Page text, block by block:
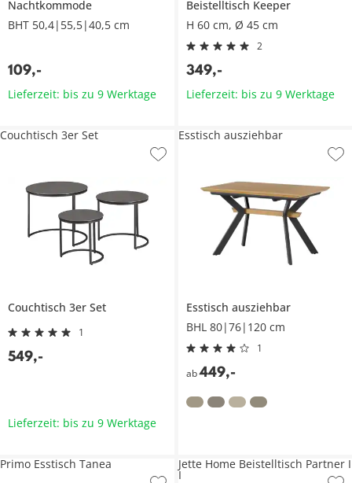
Nachtkommode
BHT 50,4|55,5|40,5 cm
109,-
Lieferzeit: bis zu 9 Werktage
Beistelltisch Keeper
H 60 cm, Ø 45 cm
2
349,-
Lieferzeit: bis zu 9 Werktage
Couchtisch 3er Set
1
549,-
Couchtisch 3er Set
Lieferzeit: bis zu 9 Werktage
Esstisch ausziehbar
BHL 80|76|120 cm
1
ab449,-
Esstisch ausziehbar
Primo Esstisch Tanea Jette Home Beistelltisch Partner I
I